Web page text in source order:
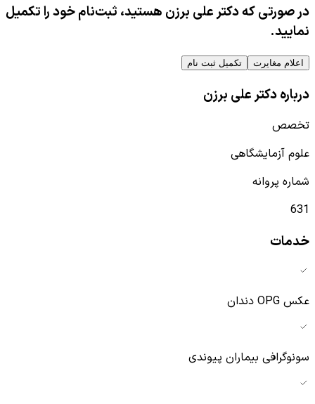
در صورتی که دکتر علی برزن هستید، ثبت‌نام خود را تکمیل
نمایید.
اعلام مغایرت تکمیل ثبت نام
درباره دکتر علی برزن
تخصص
علوم آزمایشگاهی
شماره پروانه
631
خدمات
عکس OPG دندان
سونوگرافی بیماران پیوندی